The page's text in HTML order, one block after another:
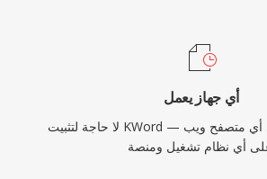
أي جهاز يعمل
لا حاجة لتثبيت KWord — المحول يعمل في أي متصفح ويب